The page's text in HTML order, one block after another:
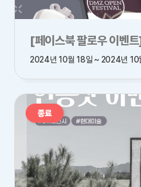
[페이스북 팔로우 이벤
2024년 10월 18일 ~ 2024년 10
종료